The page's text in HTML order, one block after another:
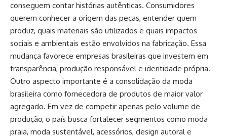
conseguem contar histórias autênticas. Consumidores
querem conhecer a origem das peças, entender quem
produz, quais materiais são utilizados e quais impactos
sociais e ambientais estão envolvidos na fabricação. Essa
mudança favorece empresas brasileiras que investem em
transparência, produção responsável e identidade própria.
Outro aspecto importante é a consolidação da moda
brasileira como fornecedora de produtos de maior valor
agregado. Em vez de competir apenas pelo volume de
produção, o país busca fortalecer segmentos como moda
praia, moda sustentável, acessórios, design autoral e